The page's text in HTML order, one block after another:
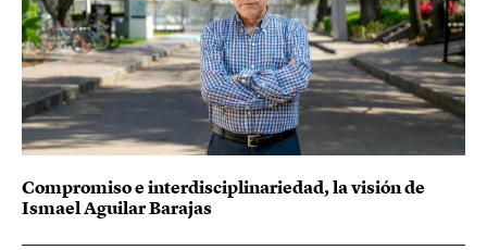
Compromiso e interdisciplinariedad, la visión de
Ismael Aguilar Barajas